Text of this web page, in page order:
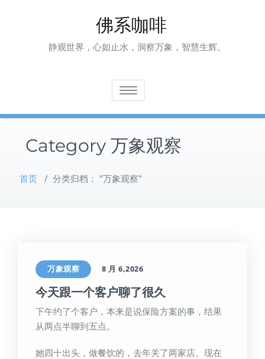
佛系咖啡
静观世界，心如止水，洞察万象，智慧生辉。
Toggle navigation
Category 万象观察
首页 / 分类归档： "万象观察"
万象观察 8 月 6,2026
今天跟一个客户聊了很久
下午约了个客户，本来是说保险方案的事，结果
从两点半聊到五点。
她四十出头，做餐饮的，去年关了两家店。现在